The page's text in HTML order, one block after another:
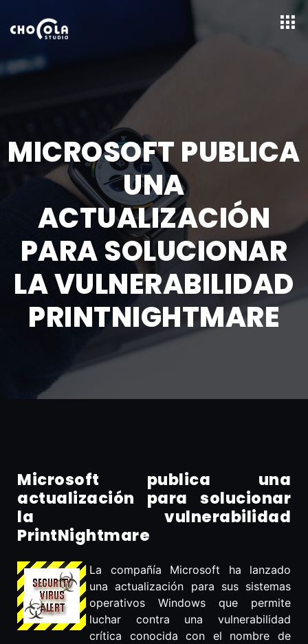
MICROSOFT PUBLICA
UNA
ACTUALIZACIÓN
PARA SOLUCIONAR
LA VULNERABILIDAD
PRINTNIGHTMARE
Microsoft publica una
actualización para solucionar
la vulnerabilidad
PrintNightmare
La compañía Microsoft ha lanzado
una actualización para sus sistemas
operativos Windows que permite
luchar contra una vulnerabilidad
crítica conocida con el nombre de